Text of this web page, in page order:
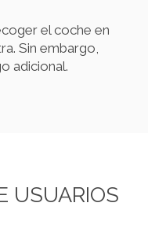
el coche en
Sin embargo,
adicional.
USUARIOS